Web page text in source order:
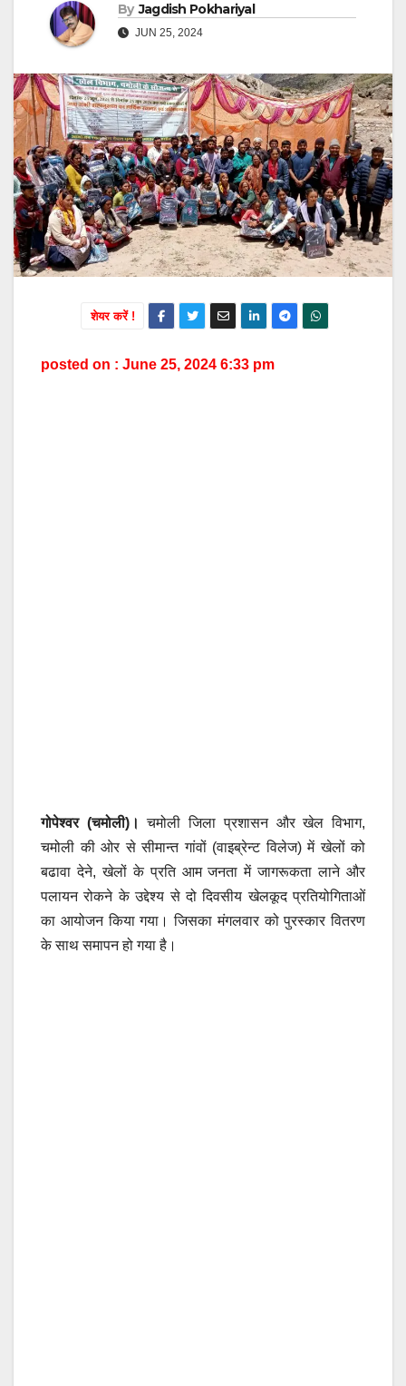
By Jagdish Pokhariyal
JUN 25, 2024
शेयर करें !
posted on : June 25, 2024 6:33 pm
गोपेश्वर (चमोली)। चमोली जिला प्रशासन और खेल विभाग,
चमोली की ओर से सीमान्त गांवों (वाइब्रेन्ट विलेज) में खेलों को
बढावा देने, खेलों के प्रति आम जनता में जागरूकता लाने और
पलायन रोकने के उद्देश्य से दो दिवसीय खेलकूद प्रतियोगिताओं
का आयोजन किया गया। जिसका मंगलवार को पुरस्कार वितरण
के साथ समापन हो गया है।